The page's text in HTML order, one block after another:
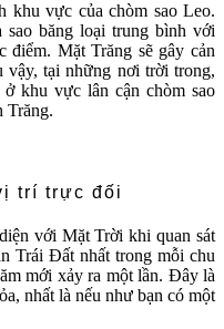
khu vực của chòm sao Leo.
băng loại trung bình với
điểm. Mặt Trăng sẽ gây cản
vậy, tại những nơi trời trong,
khu vực lân cận chòm sao
Trăng.
trí trực đối
với Mặt Trời khi quan sát
Trái Đất nhất trong mỗi chu
mới xảy ra một lần. Đây là
nhất là nếu như bạn có một